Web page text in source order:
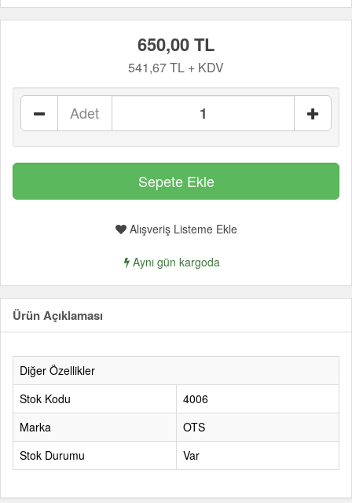
650,00 TL
541,67 TL + KDV
Adet
Alışveriş Listeme Ekle
Aynı gün kargoda
Ürün Açıklaması
Diğer Özellikler
Stok Kodu
4006
Marka
OTS
Stok Durumu
Var